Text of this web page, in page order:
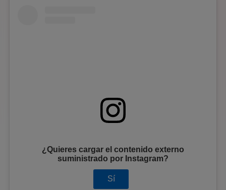
¿Quieres cargar el contenido externo
suministrado por Instagram?
Sí